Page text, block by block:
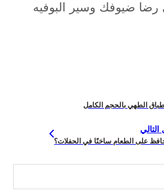
رضا ضيوفك وسير البوفيه
الطهي بالحجم الكامل
التالي
على الطعام ساخنًا في الحفلات؟